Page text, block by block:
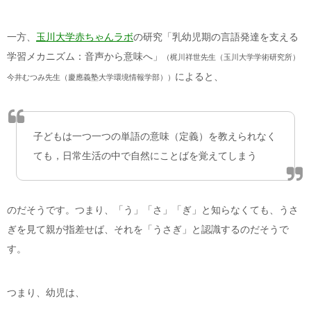
一方、 玉川大学赤ちゃんラボの研究「乳幼児期の言語発達を支える
学習メカニズム：音声から意味へ」
（梶川祥世先生（玉川大学学術研究所）
今井むつみ先生（慶應義塾大学環境情報学部）） によると、
子どもは一つ一つの単語の意味（定義）を教えられなく
ても，日常生活の中で自然にことばを覚えてしまう
のだそうです。つまり、「う」「さ」「ぎ」と知らなくても、うさ
ぎを見て親が指差せば、それを「うさぎ」と認識するのだそうで
す。
つまり、幼児は、